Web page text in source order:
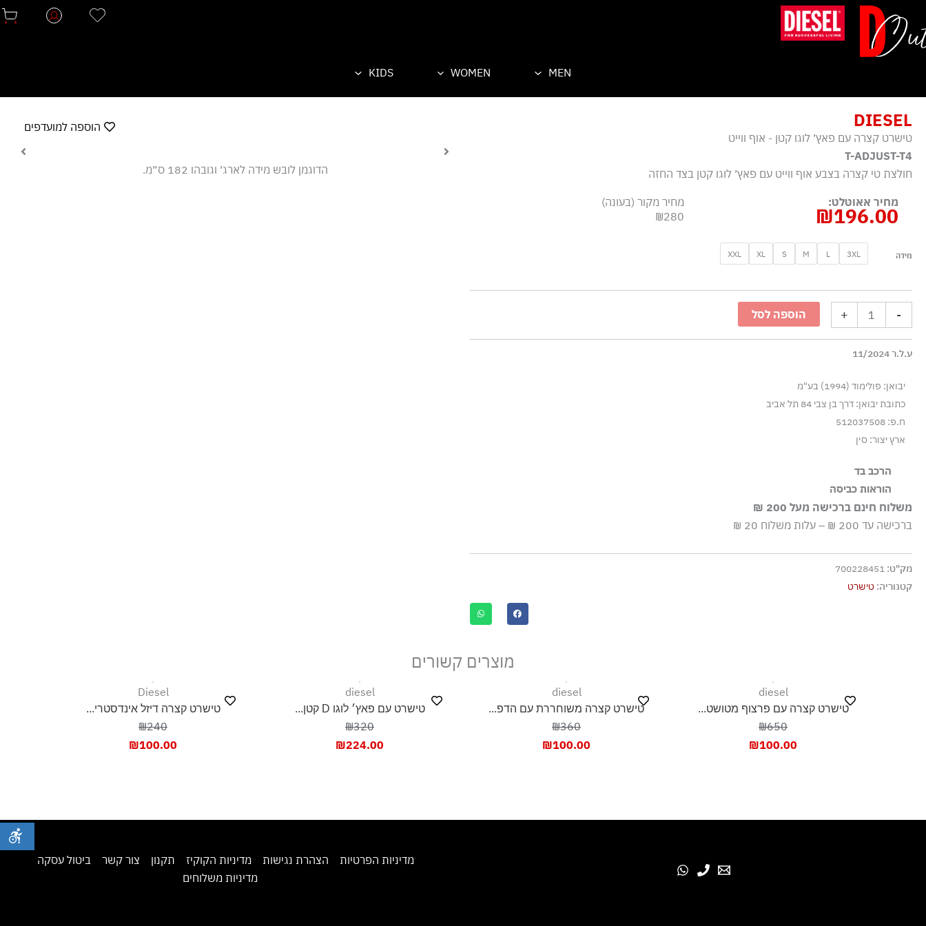
לתוכן
MEN
WOMEN
KIDS
DIESEL
טישרט קצרה עם פאץ׳ לוגו קטן - אוף ווייט
T-ADJUST-T4
חולצת טי קצרה בצבע אוף ווייט עם פאץ׳ לוגו קטן בצד החזה
מחיר אאוטלט:
₪196.00
מחיר מקור (בעונה)
₪280
מידה 3XL
L
M
S
XL
XXL
-
קצרה
עם
פאץ׳
לוגו
אוף
ווייט
+ הוספה לסל
ע.ל.ר 11/2024
יבואן: פולימוד (1994) בע"מ
כתובת יבואן: דרך בן צבי 84 תל אביב
ח.פ: 512037508
ארץ יצור: סין
הרכב בד
100% כותנה
הוראות כביסה
כביסה עדינה במכונה עד ‎30°C
ללא חומרי הלבנה, ללא השריה
גיהוץ בחום נמוך
אסור לנקות בניקוי יבש
אסור לייבש במכונת ייבוש
משלוח חינם ברכישה מעל 200 ₪
ברכישה עד 200 ₪ – עלות משלוח 20 ₪
מק"ט: 700228451
קטגוריה: טישרט
הוספה למועדפים
הדוגמן לובש מידה לארג׳ וגובהו 182 ס״מ.
מוצרים קשורים
diesel
טישרט קצרה עם פרצוף מטושט...
₪650
₪100.00
diesel
טישרט קצרה משוחררת עם הדפ...
₪360
₪100.00
diesel
טישרט עם פאץ׳ לוגו D קטן...
₪320
₪224.00
Diesel
טישרט קצרה דיזל אינדסטרי...
₪240
₪100.00
מדיניות הפרטיות הצהרת נגישות מדיניות הקוקיז תקנון צור קשר
ביטול עסקה
מדיניות משלוחים